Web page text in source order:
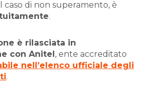
caso di non superamento, è
.
è rilasciata in
con Anitel , ente accreditato
nell’elenco ufficiale degli
.